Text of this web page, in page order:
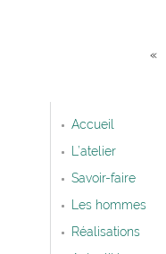
«
Accueil
L’atelier
Savoir-faire
Les hommes
Réalisations